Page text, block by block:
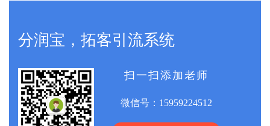
分润宝，拓客引流系统
扫一扫添加老师
微信号： 15959224512